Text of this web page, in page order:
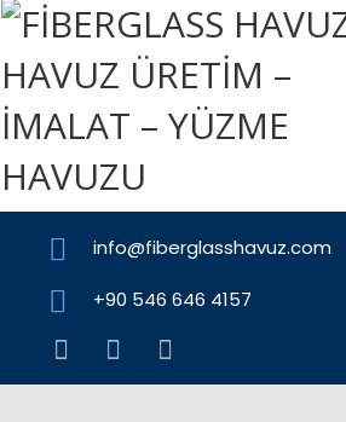
info@fiberglasshavuz.com
+90 546 646 4157